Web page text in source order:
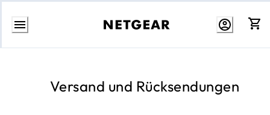
Weiter
Versand und Rücksendungen